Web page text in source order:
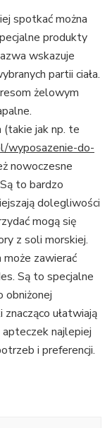
spotkać można
produkty
wskazuje
partii ciała.
żelowym
jak np. te
wyposazenie-do-
nowoczesne
to bardzo
dolegliwości
mogą się
z soli morskiej.
zawierać
Są to specjalne
obniżonej
ułatwiają
najlepiej
i preferencji.